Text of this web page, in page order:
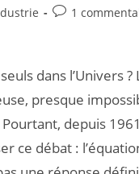
1
dans l’Univers ?
presque
depuis
ce débat :